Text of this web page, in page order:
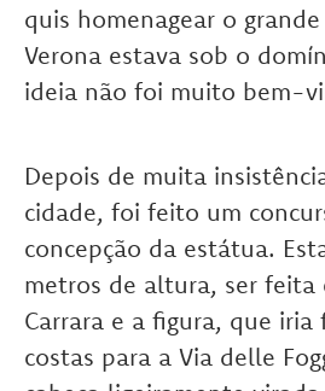
quis homenagear o
Verona estava sob o
ideia não foi muito bem-
Depois de muita
cidade, foi feito um
concepção da estátua.
metros de altura, ser feita
Carrara e a figura, que iria
costas para a Via delle